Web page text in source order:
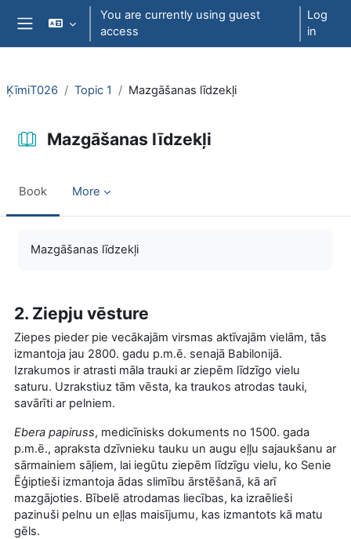
Skip to main content
You are currently using guest
access
Log
in
ĶīmiT026 Topic 1 Mazgāšanas līdzekļi
Mazgāšanas līdzekļi
Book More
Mazgāšanas līdzekļi
2. Ziepju vēsture
Ziepes pieder pie vecākajām virsmas aktīvajām vielām, tās
izmantoja jau 2800. gadu p.m.ē. senajā Babilonijā.
Izrakumos ir atrasti māla trauki ar ziepēm līdzīgo vielu
saturu. Uzrakstiuz tām vēsta, ka traukos atrodas tauki,
savārīti ar pelniem.
Ebera papiruss, medicīnisks dokuments no 1500. gada
p.m.ē., apraksta dzīvnieku tauku un augu eļļu sajaukšanu ar
sārmainiem sāļiem, lai iegūtu ziepēm līdzīgu vielu, ko Senie
Ēģiptieši izmantoja ādas slimību ārstēšanā, kā arī
mazgājoties. Bībelē atrodamas liecības, ka izraēlieši
pazinuši pelnu un eļļas maisījumu, kas izmantots kā matu
gēls.